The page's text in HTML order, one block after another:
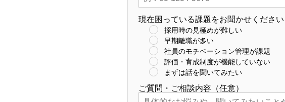
現在困っている課題をお聞かせください
採用時の見極めが難しい
早期離職が多い
社員のモチベーション管理が課題
評価・育成制度が機能していない
まずは話を聞いてみたい
ご質問・ご相談内容（任意）